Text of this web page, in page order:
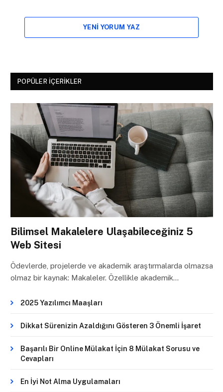
YENI YORUM YAZ
POPÜLER İÇERIKLER
Bilimsel Makalelere Ulaşabileceğiniz 5
Web Sitesi
Ödevlerde, projelerde ve akademik araştırmalarda olmazsa
olmaz bir kaynak: Makaleler. Özellikle akademik…
2025 Yazılımcı Maaşları
Dikkat Sürenizin Azaldığını Gösteren 3 Önemli İşaret
Başarılı Bir Online Mülakat İçin 8 Mülakat Sorusu ve
Cevapları
En İyi Not Alma Uygulamaları